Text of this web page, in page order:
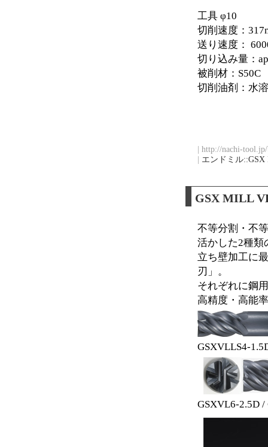
工具 φ10
切削速度：
送り速度：
切り込み量：
被削材：S50C
切削油剤：水
| http://nachi-
エンドミル
GSX MILL
不等分割・不
活かした2種類
立ち壁加工に
刃」。
それぞれに鋼
高精度・高能
GSXVLLS4-
GSXVL6-2.5D